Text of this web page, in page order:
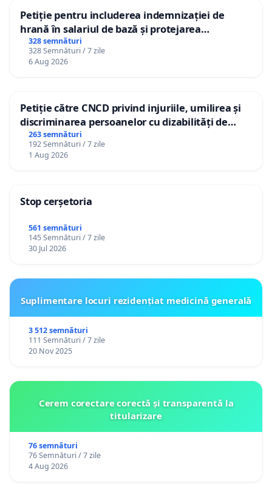
Petiție pentru includerea indemnizației de
hrană în salariul de bază și protejarea
gradațiilor de vechime pentru asistenții
personali
328 semnături
328 Semnături / 7 zile
6 Aug 2026
Petiție către CNCD privind injuriile, umilirea și
discriminarea persoanelor cu dizabilități de
către utilizatorul TikTok „Gorici”
263 semnături
192 Semnături / 7 zile
1 Aug 2026
Stop cerșetoria
561 semnături
145 Semnături / 7 zile
30 Jul 2026
Suplimentare locuri rezidențiat medicină generală
3 512 semnături
111 Semnături / 7 zile
20 Nov 2025
Cerem corectare corectă și transparentă la
titularizare
76 semnături
76 Semnături / 7 zile
4 Aug 2026